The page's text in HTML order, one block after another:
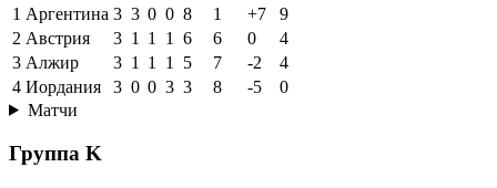
1 Аргентина 3 3 0 0 8 1 +7
9
2 Австрия 3 1 1 1 6 6 0
4
3 Алжир 3 1 1 1 5 7 -2
4
4 Иордания 3 0 0 3 3 8 -5
0
Матчи
Группа K